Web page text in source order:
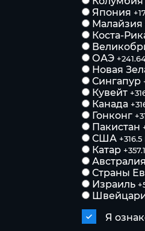
Япония
Малайзия
Коста-
ОАЭ
Новая
Сингапур
Кувейт
Канада
Гонконг
Пакистан
США +316.5
Катар
Австралия
Страны
Израиль
Я